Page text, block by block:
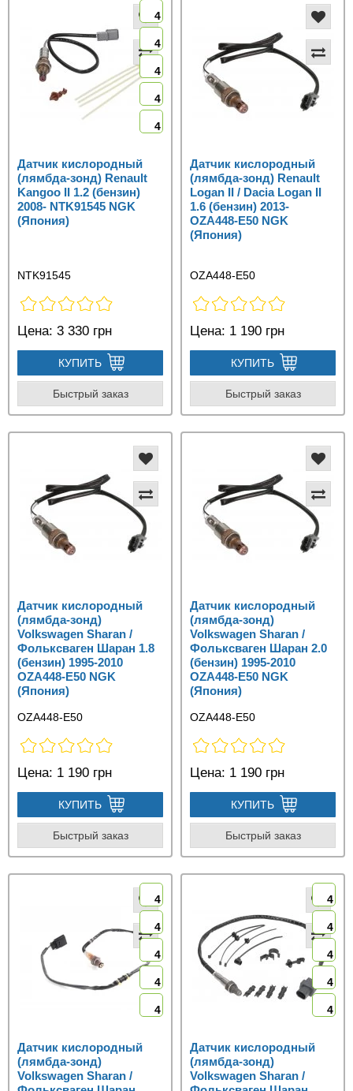
4
4
4
4
4
Датчик кислородный
(лямбда-зонд) Renault
Kangoo II 1.2 (бензин)
2008- NTK91545 NGK
(Япония)
NTK91545
Цена: 3 330 грн
КУПИТЬ
Быстрый заказ
Датчик кислородный
(лямбда-зонд) Renault
Logan II / Dacia Logan II
1.6 (бензин) 2013-
OZA448-E50 NGK
(Япония)
OZA448-E50
Цена: 1 190 грн
КУПИТЬ
Быстрый заказ
Датчик кислородный
(лямбда-зонд)
Volkswagen Sharan /
Фольксваген Шаран 1.8
(бензин) 1995-2010
OZA448-E50 NGK
(Япония)
OZA448-E50
Цена: 1 190 грн
КУПИТЬ
Быстрый заказ
Датчик кислородный
(лямбда-зонд)
Volkswagen Sharan /
Фольксваген Шаран 2.0
(бензин) 1995-2010
OZA448-E50 NGK
(Япония)
OZA448-E50
Цена: 1 190 грн
КУПИТЬ
Быстрый заказ
4
4
4
4
4
Датчик кислородный
(лямбда-зонд)
Volkswagen Sharan /
4
4
4
4
4
Датчик кислородный
(лямбда-зонд)
Volkswagen Sharan /